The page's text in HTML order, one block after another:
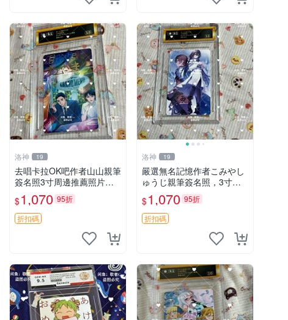
洛神 19
去唱卡拉OK吧作者山山親筆
簽名照3寸周邊推薦照片含
原裝卡磚 簽名照 呼應 照片
$1,070 95折
折扣碼
洛神 19
嚴選無名記憶作者こみやし
ゅうじ親筆簽名照，3寸尺
寸附原裝卡榫，收藏級真
跡。支持權威鑒定，包相框
精美包裝郵遞。 無名記憶
こみやしゅうじ 照片
$1,070 95折
折扣碼